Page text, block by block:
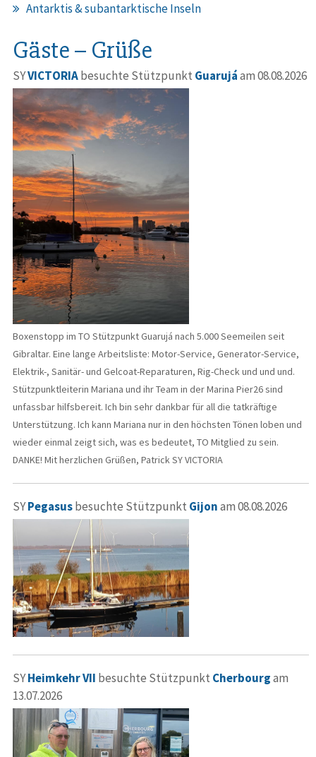
Antarktis & subantarktische Inseln
Gäste – Grüße
SYVICTORIAbesuchte Stützpunkt Guarujáam 08.08.2026
Boxenstopp im TO Stützpunkt Guarujá nach 5.000 Seemeilen seit
Gibraltar. Eine lange Arbeitsliste: Motor-Service, Generator-Service,
Elektrik-, Sanitär- und Gelcoat-Reparaturen, Rig-Check und und und.
Stützpunktleiterin Mariana und ihr Team in der Marina Pier26 sind
unfassbar hilfsbereit. Ich bin sehr dankbar für all die tatkräftige
Unterstützung. Ich kann Mariana nur in den höchsten Tönen loben und
wieder einmal zeigt sich, was es bedeutet, TO Mitglied zu sein.
DANKE! Mit herzlichen Grüßen, Patrick SY VICTORIA
SYPegasusbesuchte Stützpunkt Gijonam 08.08.2026
SYHeimkehr VII besuchte Stützpunkt Cherbourgam
13.07.2026